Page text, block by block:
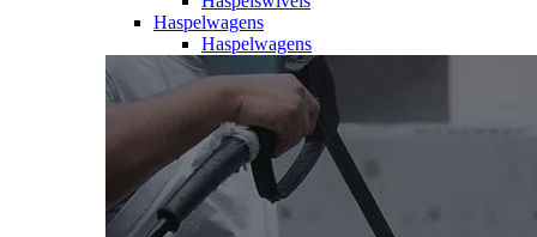
Haspelwagens
Haspelwagens